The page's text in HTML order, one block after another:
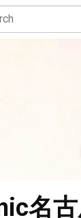
名